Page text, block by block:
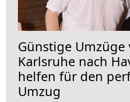
Günstige Umzüge
Karlsruhe nach
helfen für den
Umzug